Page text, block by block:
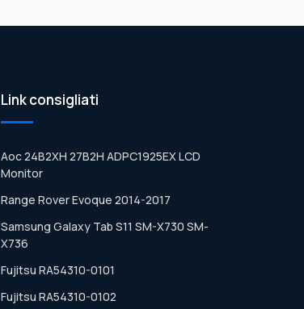
Link consigliati
Aoc 24B2XH 27B2H ADPC1925EX LCD
Monitor
Range Rover Evoque 2014-2017
Samsung Galaxy Tab S11 SM-X730 SM-
X736
Fujitsu RA54310-0101
Fujitsu RA54310-0102